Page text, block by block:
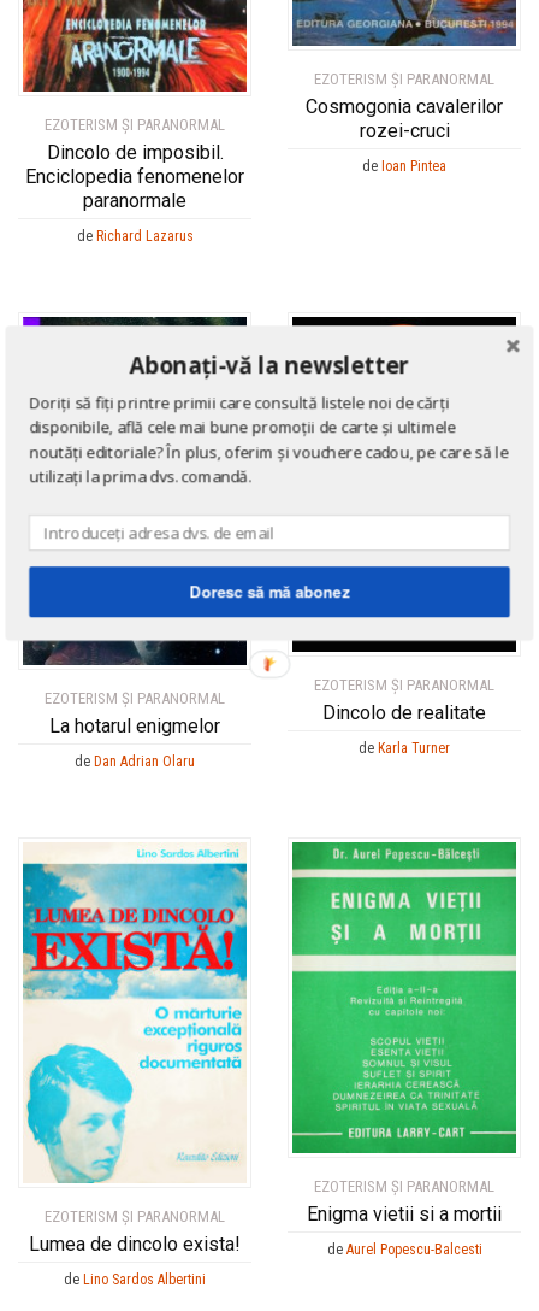
EZOTERISM ȘI PARANORMAL
Dincolo de imposibil.
Enciclopedia fenomenelor
paranormale
de Richard Lazarus
EZOTERISM ȘI PARANORMAL
Cosmogonia cavalerilor
rozei-cruci
de Ioan Pintea
EZOTERISM ȘI PARANORMAL
La hotarul enigmelor
de Dan Adrian Olaru
EZOTERISM ȘI PARANORMAL
Dincolo de realitate
de Karla Turner
EZOTERISM ȘI PARANORMAL
Lumea de dincolo exista!
de Lino Sardos Albertini
EZOTERISM ȘI PARANORMAL
Enigma vietii si a mortii
de Aurel Popescu-Balcesti
Abonați-vă la newsletter
Doriți să fiți printre primii care consultă listele noi de cărți
disponibile, află cele mai bune promoții de carte și ultimele
noutăți editoriale? În plus, oferim și vouchere cadou, pe care să le
utilizați la prima dvs. comandă.
Doresc să mă abonez